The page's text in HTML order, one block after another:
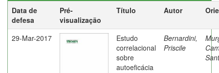
Data de
defesa
Pré-
visualização
Título Autor
29-Mar-2017
Estudo
correlacional
sobre
autoeficácia
Bernardini,
Priscile